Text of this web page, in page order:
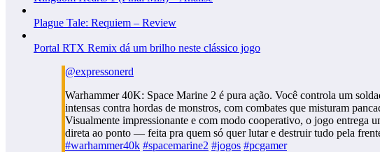
Plague Tale: Requiem – Review
Portal RTX Remix dá um brilho neste clássico jogo
@expressonerd
Warhammer 40K: Space Marine 2 é pura ação. Você controla um
intensas contra hordas de monstros, com combates que misturam
Visualmente impressionante e com modo cooperativo, o jogo entrega
direta ao ponto — feita pra quem só quer lutar e destruir tudo pela
#warhammer40k #spacemarine2 #jogos #pcgamer